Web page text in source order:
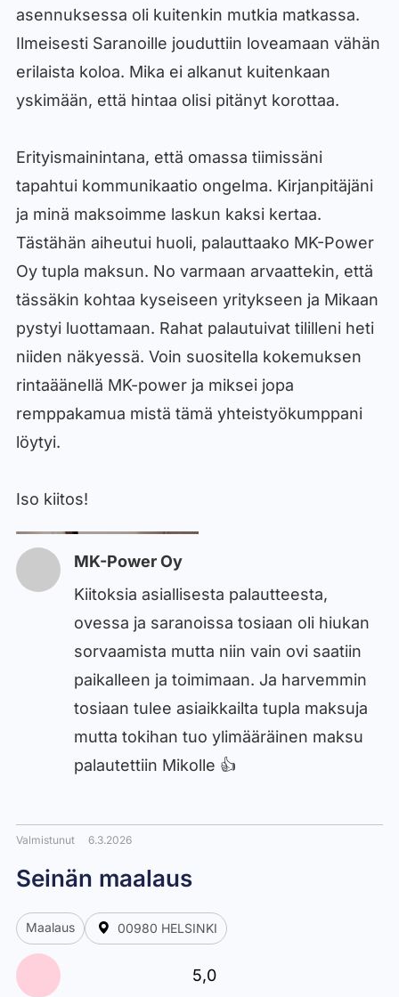
asennuksessa oli kuitenkin mutkia matkassa.
Ilmeisesti Saranoille jouduttiin loveamaan vähän
erilaista koloa. Mika ei alkanut kuitenkaan
yskimään, että hintaa olisi pitänyt korottaa.
Erityismainintana, että omassa tiimissäni
tapahtui kommunikaatio ongelma. Kirjanpitäjäni
ja minä maksoimme laskun kaksi kertaa.
Tästähän aiheutui huoli, palauttaako MK-Power
Oy tupla maksun. No varmaan arvaattekin, että
tässäkin kohtaa kyseiseen yritykseen ja Mikaan
pystyi luottamaan. Rahat palautuivat tililleni heti
niiden näkyessä. Voin suositella kokemuksen
rintaäänellä MK-power ja miksei jopa
remppakamua mistä tämä yhteistyökumppani
löytyi.
Iso kiitos!
MK-Power Oy
Kiitoksia asiallisesta palautteesta,
ovessa ja saranoissa tosiaan oli hiukan
sorvaamista mutta niin vain ovi saatiin
paikalleen ja toimimaan. Ja harvemmin
tosiaan tulee asiaikkailta tupla maksuja
mutta tokihan tuo ylimääräinen maksu
palautettiin Mikolle 👍
Valmistunut 6.3.2026
Seinän maalaus
Maalaus 00980 HELSINKI
5,0